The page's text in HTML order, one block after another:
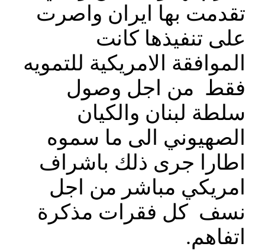
تقدمت بها ايران واصرت
على تنفيذها كانت
الموافقة الامريكية للتمويه
فقط من اجل وصول
سلطة لبنان والكيان
الصهيوني الى ما سموه
اطارا جرى ذلك باشراف
امريكي مباشر من اجل
نسف كل فقرات مذكرة
اتفاهم.